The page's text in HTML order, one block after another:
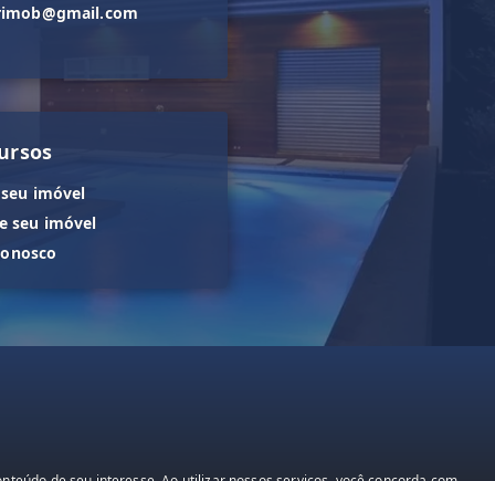
imóvel
seu imóvel